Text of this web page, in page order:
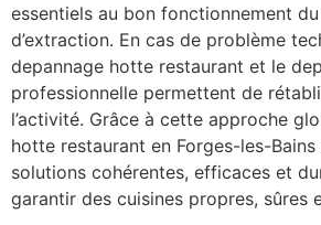
essentiels au bon fonctionnement
d’extraction. En cas de problème
depannage hotte restaurant et le
professionnelle permettent de
l’activité. Grâce à cette approche
hotte restaurant en Forges-les-
solutions cohérentes, efficaces et
garantir des cuisines propres, sûres